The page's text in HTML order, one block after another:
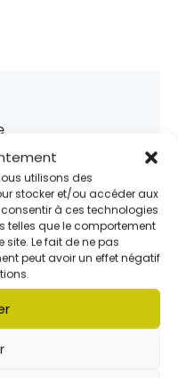
utilisons des
stocker et/ou accéder aux
à ces technologies
telles que le comportement
Le fait de ne pas
peut avoir un effet négatif
publiée.
avec*